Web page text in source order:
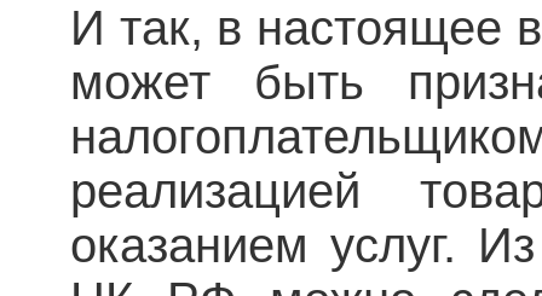
И так, в настоящее
может быть
реализацией
оказанием услуг.